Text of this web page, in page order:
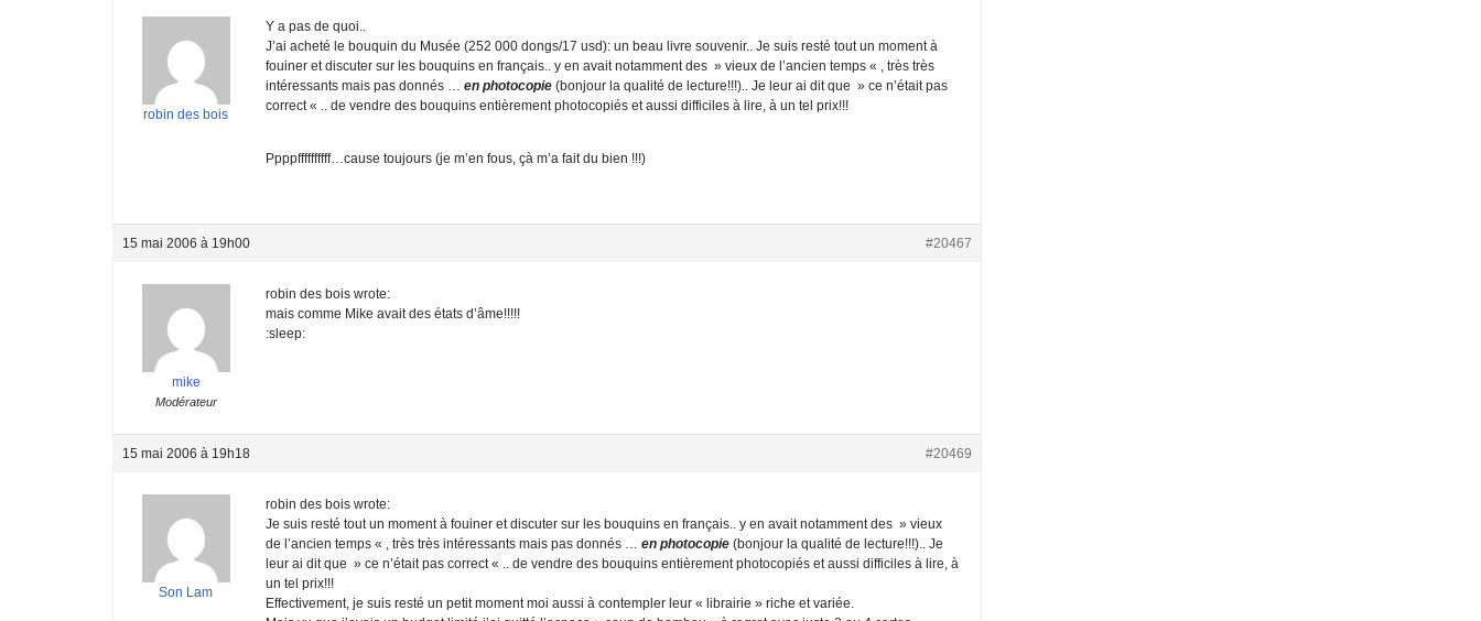
robin des bois
Y a pas de quoi..
J’ai acheté le bouquin du Musée (252 000 dongs/17 usd): un beau livre souvenir.. Je suis resté tout un moment à
fouiner et discuter sur les bouquins en français.. y en avait notamment des » vieux de l’ancien temps « , très très
intéressants mais pas donnés … en photocopie (bonjour la qualité de lecture!!!).. Je leur ai dit que » ce n’était pas
correct « .. de vendre des bouquins entièrement photocopiés et aussi difficiles à lire, à un tel prix!!!
Ppppffffffffff…cause toujours (je m’en fous, çà m’a fait du bien !!!)
15 mai 2006 à 19h00 #20467
mike
Modérateur
robin des bois wrote:
mais comme Mike avait des états d’âme!!!!!
:sleep:
15 mai 2006 à 19h18 #20469
Son Lam
robin des bois wrote:
Je suis resté tout un moment à fouiner et discuter sur les bouquins en français.. y en avait notamment des » vieux
de l’ancien temps « , très très intéressants mais pas donnés … en photocopie (bonjour la qualité de lecture!!!).. Je
leur ai dit que » ce n’était pas correct « .. de vendre des bouquins entièrement photocopiés et aussi difficiles à lire, à
un tel prix!!!
Effectivement, je suis resté un petit moment moi aussi à contempler leur « librairie » riche et variée.